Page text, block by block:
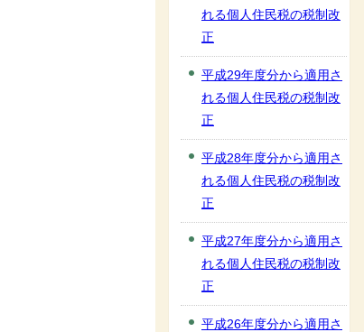
れる個人住民税の税制改
正
平成29年度分から適用さ
れる個人住民税の税制改
正
平成28年度分から適用さ
れる個人住民税の税制改
正
平成27年度分から適用さ
れる個人住民税の税制改
正
平成26年度分から適用さ